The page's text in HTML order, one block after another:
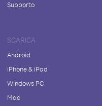
Supporto
SCARICA
Android
iPhone & iPad
Windows PC
Mac